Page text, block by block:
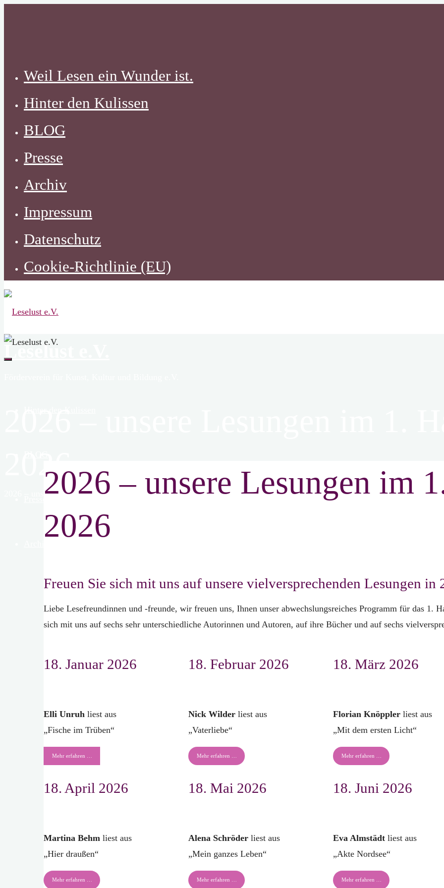
Weil Lesen ein Wunder ist.
Hinter den Kulissen
BLOG
Presse
Archiv
Impressum
Datenschutz
Cookie-Richtlinie (EU)
Leselust e.V.
2026
2026 – unsere Lesungen im 1. Halbjahr 2026
2026 – unsere Lesungen im
2026
Freuen Sie sich mit uns auf unsere vielversprechenden Lesungen in
Liebe Lesefreundinnen und -freunde, wir freuen uns, Ihnen unser abwechslungsreiches Programm für das 1.
sich mit uns auf sechs sehr unterschiedliche Autorinnen und Autoren, auf ihre Bücher und auf sechs
18. Januar 2026
Elli Unruh liest aus
„Fische im Trüben“
Mehr erfahren …
18. Februar 2026
Nick Wilder liest aus
„Vaterliebe“
Mehr erfahren …
18. März 2026
Florian Knöppler liest aus
„Mit dem ersten Licht“
Mehr erfahren …
18. April 2026
Martina Behm liest aus
„Hier draußen“
Mehr erfahren …
18. Mai 2026
Alena Schröder liest aus
„Mein ganzes Leben“
Mehr erfahren …
18. Juni 2026
Eva Almstädt liest aus
„Akte Nordsee“
Mehr erfahren …